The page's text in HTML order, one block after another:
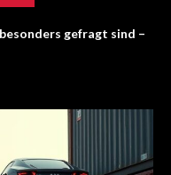
gefragt sind –
erwarten mehr